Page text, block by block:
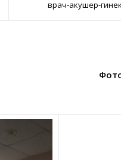
врач-акушер-